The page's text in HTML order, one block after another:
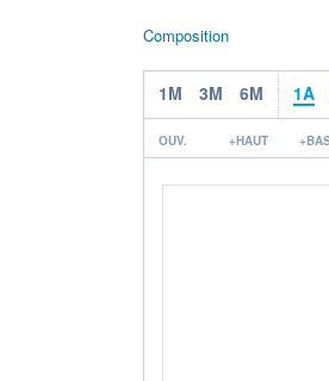
Composition
1M 3M 6M 1A
OUV. +HAUT